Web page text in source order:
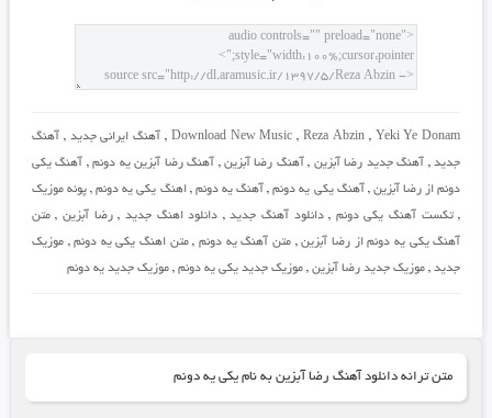
Download New Music ,Reza Abzin, Yeki Ye Donam
, آهنگ ایرانی جدید , آهنگ
جدید, آهنگ جدید رضا آبزین , آهنگ رضا آبزین, آهنگ رضا آبزین یه دونم, آهنگ یکی
دونم از رضا آبزین , آهنگ یکی یه دونم, آهنگ یه دونم ,اهنگ یکی یه دونم, پونه موزیک
,تکست آهنگ یکی دونم ,دانلود آهنگ جدید, دانلود اهنگ جدید ,رضا آبزین,متن
آهنگ یکی یه دونم از رضا آبزین, متن آهنگ یه دونم,متن اهنگ یکی یه دونم,موزیک
جدید, موزیک جدید رضا آبزین, موزیک جدید یکی یه دونم, موزیک جدید یه دونم
متن ترانه دانلود آهنگ رضا آبزین به نام یکی یه دونم